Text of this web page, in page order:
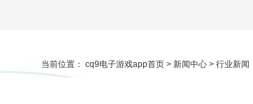
当前位置： cq9电子游戏app首页 > 新闻中心 > 行业新闻